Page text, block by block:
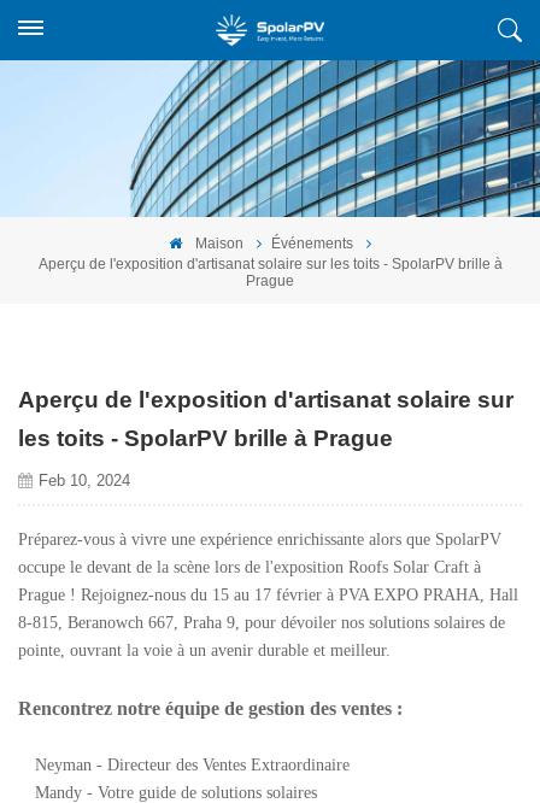
Maison
Événements
Aperçu de l'exposition d'artisanat solaire sur les toits - SpolarPV brille à
Prague
Aperçu de l'exposition d'artisanat solaire sur
les toits - SpolarPV brille à Prague
Feb 10, 2024
Préparez-vous à vivre une expérience enrichissante alors que SpolarPV
occupe le devant de la scène lors de l'exposition Roofs Solar Craft à
Prague ! Rejoignez-nous du 15 au 17 février à PVA EXPO PRAHA, Hall
8-815, Beranowch 667, Praha 9, pour dévoiler nos solutions solaires de
pointe, ouvrant la voie à un avenir durable et meilleur.
Rencontrez notre équipe de gestion des ventes :
Neyman - Directeur des Ventes Extraordinaire
Mandy - Votre guide de solutions solaires